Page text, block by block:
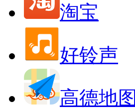
淘宝
好铃声
高德地图